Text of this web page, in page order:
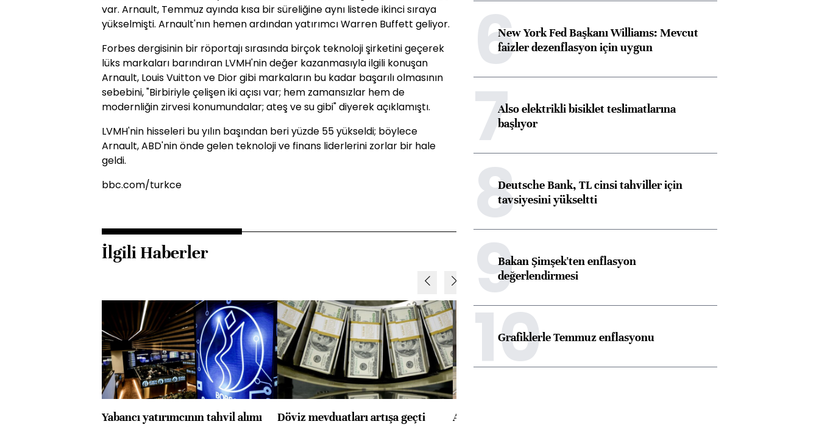
var. Arnault, Temmuz ayında kısa bir süreliğine aynı listede ikinci sıraya
yükselmişti. Arnault'nın hemen ardından yatırımcı Warren Buffett geliyor.
Forbes dergisinin bir röportajı sırasında birçok teknoloji şirketini geçerek
lüks markaları barındıran LVMH'nin değer kazanmasıyla ilgili konuşan
Arnault, Louis Vuitton ve Dior gibi markaların bu kadar başarılı olmasının
sebebini, "Birbiriyle çelişen iki açısı var; hem zamansızlar hem de
modernliğin zirvesi konumundalar; ateş ve su gibi" diyerek açıklamıştı.
LVMH'nin hisseleri bu yılın başından beri yüzde 55 yükseldi; böylece
Arnault, ABD'nin önde gelen teknoloji ve finans liderlerini zorlar bir hale
geldi.
bbc.com/turkce
İlgili Haberler
Yabancı yatırımcının tahvil alımı
Döviz mevduatları artışa geçti
ABD'de konut başlangıçları
konusunda Unicredit ile
6New York Fed Başkanı Williams: Mevcut
faizler dezenflasyon için uygun
7Also elektrikli bisiklet teslimatlarına
başlıyor
8Deutsche Bank, TL cinsi tahviller için
tavsiyesini yükseltti
9Bakan Şimşek'ten enflasyon
değerlendirmesi
10
Grafiklerle Temmuz enflasyonu